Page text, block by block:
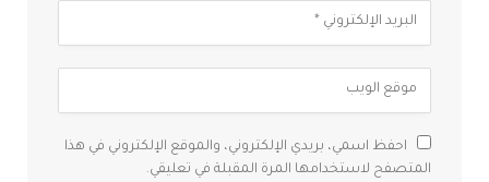
احفظ اسمي، بريدي الإلكتروني، والموقع الإلكتروني في هذا
المتصفح لاستخدامها المرة المقبلة في تعليقي.